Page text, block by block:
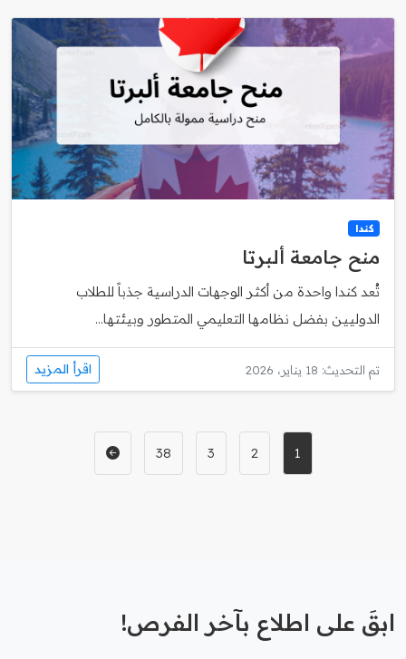
كندا
منح جامعة ألبرتا
تُعد كندا واحدة من أكثر الوجهات الدراسية جذباً للطلاب
الدوليين بفضل نظامها التعليمي المتطور وبيئتها...
تم التحديث: 18 يناير، 2026 اقرأ المزيد
1
2
3
38
ابقَ على اطلاع بآخر الفرص!